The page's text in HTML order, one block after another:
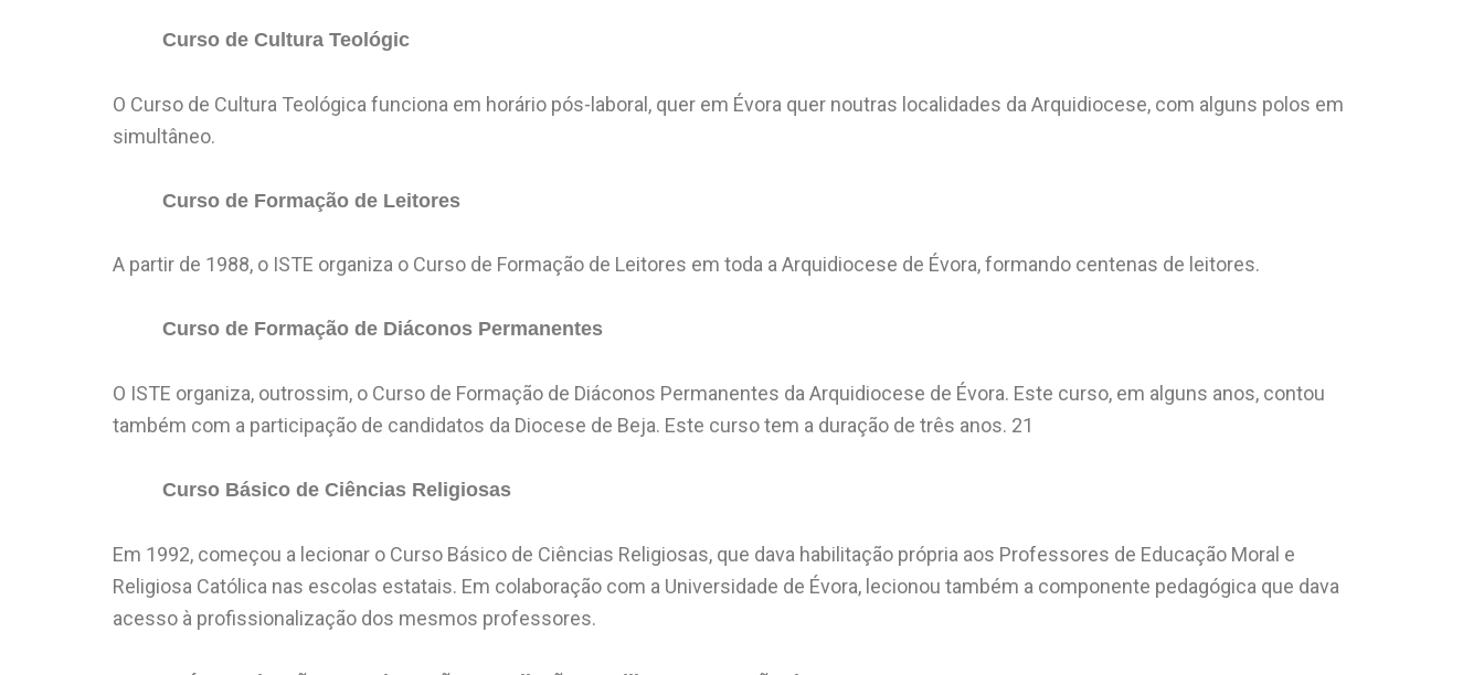
Curso de Cultura Teológic
O Curso de Cultura Teológica funciona em horário pós-laboral, quer em Évora quer noutras localidades da Arquidiocese, com alguns polos em
simultâneo.
Curso de Formação de Leitores
A partir de 1988, o ISTE organiza o Curso de Formação de Leitores em toda a Arquidiocese de Évora, formando centenas de leitores.
Curso de Formação de Diáconos Permanentes
O ISTE organiza, outrossim, o Curso de Formação de Diáconos Permanentes da Arquidiocese de Évora. Este curso, em alguns anos, contou
também com a participação de candidatos da Diocese de Beja. Este curso tem a duração de três anos. 21
Curso Básico de Ciências Religiosas
Em 1992, começou a lecionar o Curso Básico de Ciências Religiosas, que dava habilitação própria aos Professores de Educação Moral e
Religiosa Católica nas escolas estatais. Em colaboração com a Universidade de Évora, lecionou também a componente pedagógica que dava
acesso à profissionalização dos mesmos professores.